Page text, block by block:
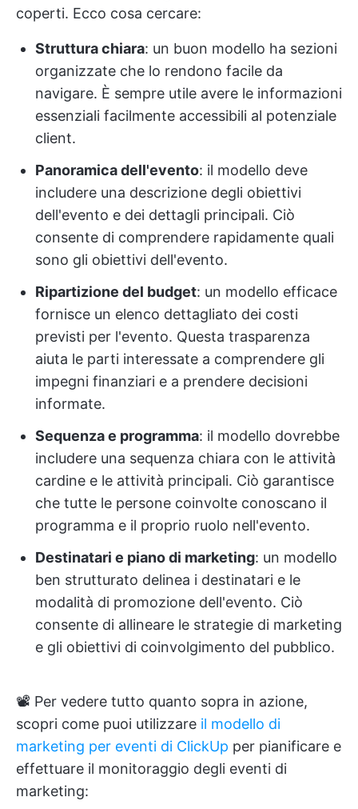
coperti. Ecco cosa cercare:
Struttura chiara: un buon modello ha sezioni
organizzate che lo rendono facile da
navigare. È sempre utile avere le informazioni
essenziali facilmente accessibili al potenziale
client.
Panoramica dell'evento: il modello deve
includere una descrizione degli obiettivi
dell'evento e dei dettagli principali. Ciò
consente di comprendere rapidamente quali
sono gli obiettivi dell'evento.
Ripartizione del budget: un modello efficace
fornisce un elenco dettagliato dei costi
previsti per l'evento. Questa trasparenza
aiuta le parti interessate a comprendere gli
impegni finanziari e a prendere decisioni
informate.
Sequenza e programma: il modello dovrebbe
includere una sequenza chiara con le attività
cardine e le attività principali. Ciò garantisce
che tutte le persone coinvolte conoscano il
programma e il proprio ruolo nell'evento.
Destinatari e piano di marketing: un modello
ben strutturato delinea i destinatari e le
modalità di promozione dell'evento. Ciò
consente di allineare le strategie di marketing
e gli obiettivi di coinvolgimento del pubblico.
📽️ Per vedere tutto quanto sopra in azione,
scopri come puoi utilizzare il modello di
marketing per eventi di ClickUp per pianificare e
effettuare il monitoraggio degli eventi di
marketing: